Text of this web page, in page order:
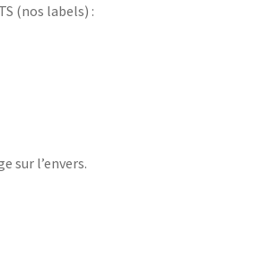
(nos labels) :
sur l’envers.